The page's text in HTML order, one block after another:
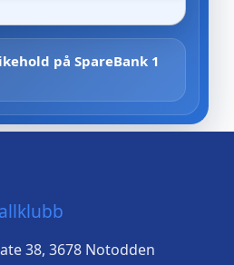
på SpareBank 1
38, 3678 Notodden